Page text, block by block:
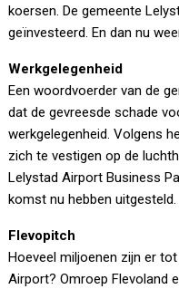
koersen. De gemeente
geïnvesteerd. En dan nu
Werkgelegenheid
Een woordvoerder van de
dat de gevreesde schade
werkgelegenheid. Volgens
zich te vestigen op de
Lelystad Airport Business
komst nu hebben uitgesteld.
Flevopitch
Hoeveel miljoenen zijn er
Airport? Omroep Flevoland